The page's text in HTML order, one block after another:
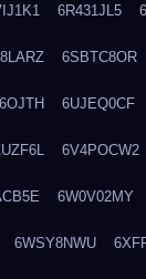
6R431JL5
6SBTC8OR
6UJEQ0CF
6V4POCW2
6W0V02MY
6WSY8NWU